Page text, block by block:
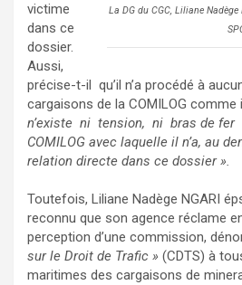
La DG du CGC, Liliane Nadège
victime
dans ce
dossier.
Aussi,
précise-t-il qu’il n’a procédé à
cargaisons de la COMILOG comme
n’existe ni tension, ni bras de fer
COMILOG avec laquelle il n’a, au
relation directe dans ce dossier ».
Toutefois, Liliane Nadège NGARI
reconnu que son agence réclame
perception d’une commission,
sur le Droit de Trafic » (CDTS) à
maritimes des cargaisons de